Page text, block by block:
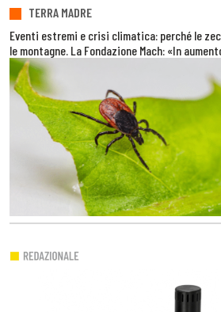
TERRA MADRE
Eventi estremi e crisi climatica: perché le
le montagne. La Fondazione Mach: «In